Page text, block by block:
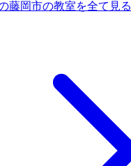
藤岡市の教室を全て見る